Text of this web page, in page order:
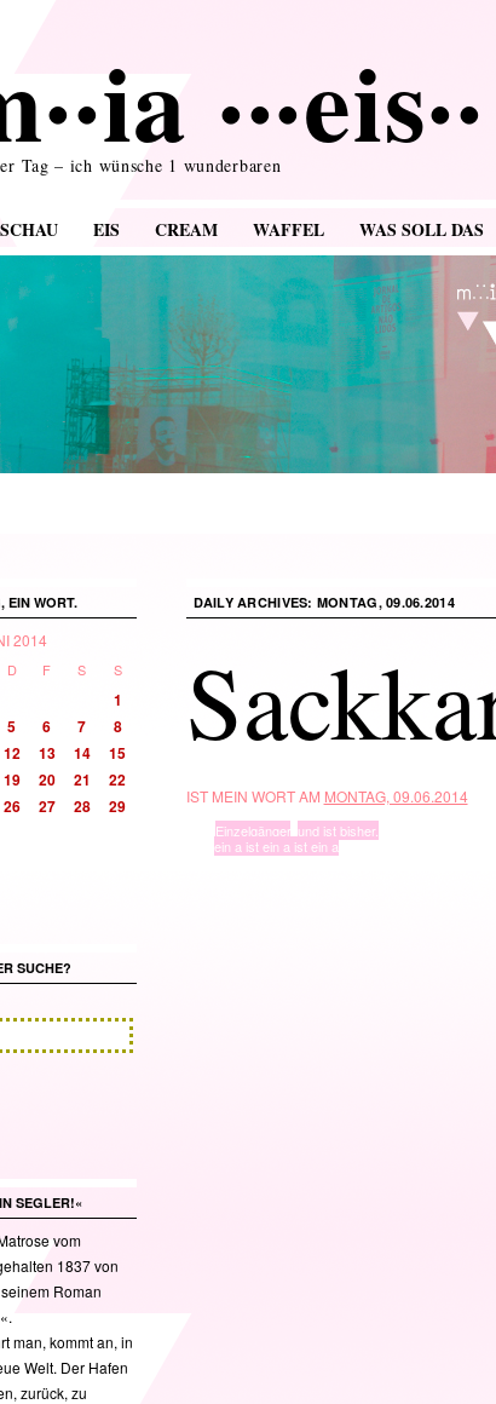
Tag – ich wünsche 1 wunderbaren
SCHAU EIS CREAM WAFFEL WAS SOLL DAS
DAILY ARCHIVES: MONTAG, 09.06.2014
IST MEIN WORT AM MONTAG, 09.06.2014
Einzelgänger, und ist bisher.
ein a ist ein a ist ein a
EIN WORT.
2014
D F S S
1
5 6 7
8
12 13 14
15
19 20 21
22
26 27 28
29
SUCHE?
SEGLER!«
vom
1837 von
Roman
man, kommt an, in
Welt. Der Hafen
zurück, zu